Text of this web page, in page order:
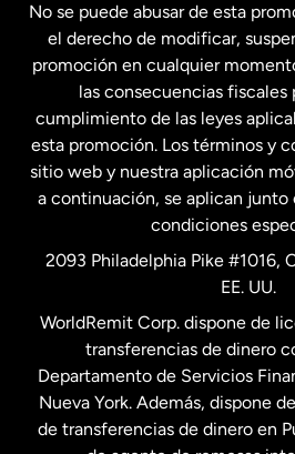
Francia
Malasia
Nueva Zelanda
Países Bajos
Suecia
No se puede abusar de esta
el derecho de modificar,
promoción en cualquier
las consecuencias fiscales
cumplimiento de las leyes
esta promoción. Los términos y
sitio web y nuestra aplicación
a continuación, se aplican junto
condiciones
2093 Philadelphia Pike #1016,
EE. UU.
WorldRemit Corp. dispone de
transferencias de dinero
Departamento de Servicios
Nueva York. Además, dispone
de transferencias de dinero en